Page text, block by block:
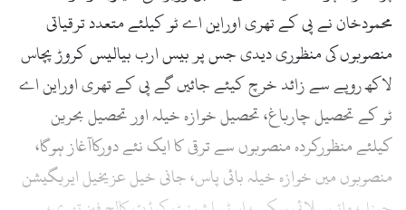
محمودخان نے پی کے تھری اوراین اے ٹو کیلئے متعدد ترقیاتی
منصوبوں کی منظوری دیدی جس پر بیس ارب بیالیس کروڑ پچاس
لاکھ روپے سے زائد خرچ کیئے جائیں گے پی کے تھری اوراین اے
ٹو کے تحصیل چارباغ، تحصیل خوازہ خیلہ اور تحصیل بحرین
کیلئے منظورکردہ منصوبوں سے ترقی کا ایک نئے دورکاآغاز ہوگا،
منصوبوں میں خوازہ خیلہ بائی پاس، جانی خیل عزیخیل ایریگیشن